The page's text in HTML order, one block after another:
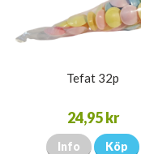
Tefat 32p
24,95 kr
Info Köp